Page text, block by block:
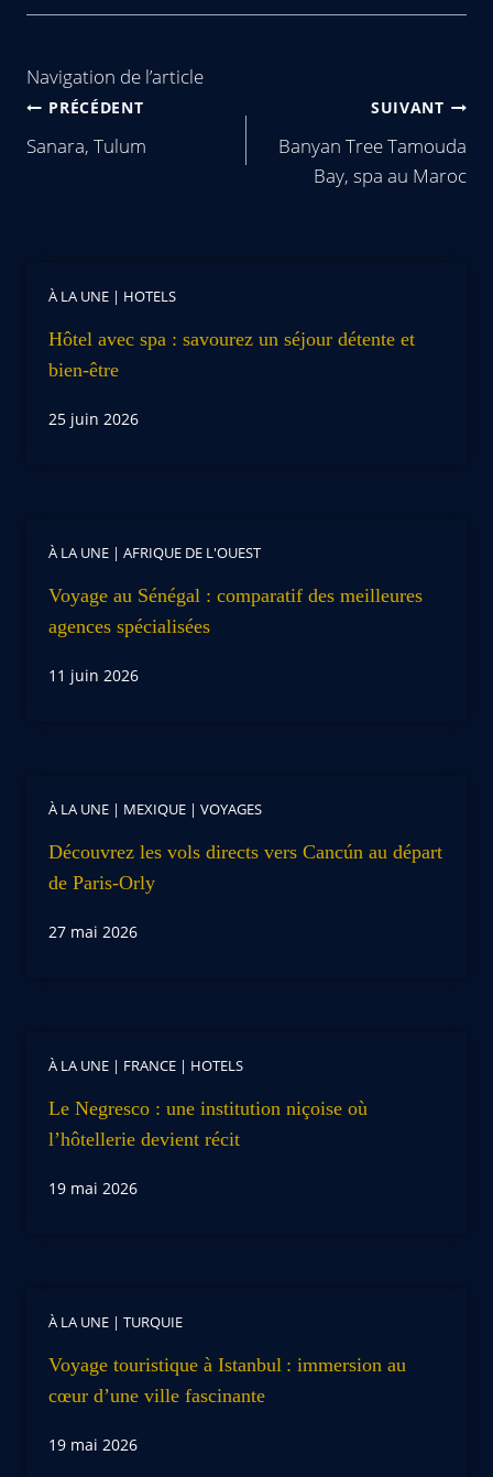
Navigation de l’article
PRÉCÉDENT
Sanara, Tulum
SUIVANT
Banyan Tree Tamouda
Bay, spa au Maroc
À LA UNE | HOTELS
Hôtel avec spa : savourez un séjour détente et
bien-être
25 juin 2026
À LA UNE | AFRIQUE DE L'OUEST
Voyage au Sénégal : comparatif des meilleures
agences spécialisées
11 juin 2026
À LA UNE | MEXIQUE | VOYAGES
Découvrez les vols directs vers Cancún au départ
de Paris-Orly
27 mai 2026
À LA UNE | FRANCE | HOTELS
Le Negresco : une institution niçoise où
l’hôtellerie devient récit
19 mai 2026
À LA UNE | TURQUIE
Voyage touristique à Istanbul : immersion au
cœur d’une ville fascinante
19 mai 2026